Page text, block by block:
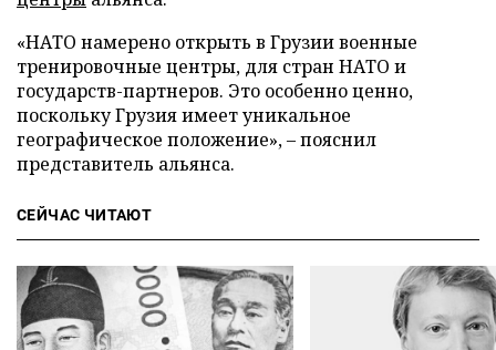
«НАТО намерено открыть в Грузии военные
тренировочные центры, для стран НАТО и
государств-партнеров. Это особенно ценно,
поскольку Грузия имеет уникальное
географическое положение», – пояснил
представитель альянса.
СЕЙЧАС ЧИТАЮТ